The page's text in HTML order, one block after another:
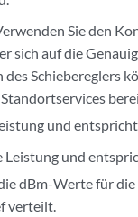
Sie den
sich auf die
Schiebereglers
und
Leistung und
dBm-Werte für
verteilt.